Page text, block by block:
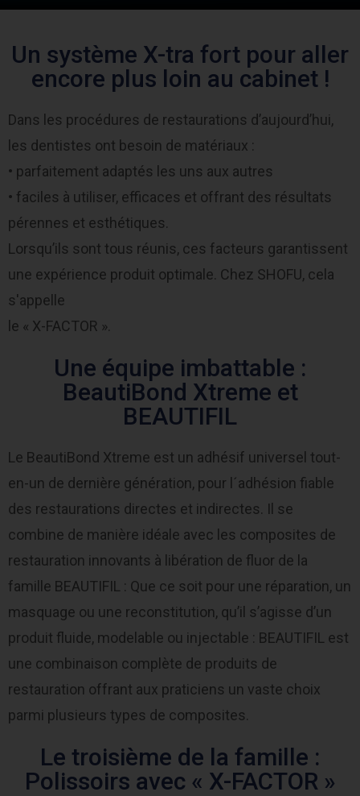
Un système X-tra fort pour aller
encore plus loin au cabinet !
Dans les procédures de restaurations d’aujourd’hui,
les dentistes ont besoin de matériaux :
• parfaitement adaptés les uns aux autres
• faciles à utiliser, efficaces et offrant des résultats
pérennes et esthétiques.
Lorsqu’ils sont tous réunis, ces facteurs garantissent
une expérience produit optimale. Chez SHOFU, cela
s'appelle
le « X-FACTOR ».
Une équipe imbattable :
BeautiBond Xtreme et
BEAUTIFIL
Le BeautiBond Xtreme est un adhésif universel tout-
en-un de dernière génération, pour l´adhésion fiable
des restaurations directes et indirectes. Il se
combine de manière idéale avec les composites de
restauration innovants à libération de fluor de la
famille BEAUTIFIL : Que ce soit pour une réparation, un
masquage ou une reconstitution, qu’il s’agisse d’un
produit fluide, modelable ou injectable : BEAUTIFIL est
une combinaison complète de produits de
restauration offrant aux praticiens un vaste choix
parmi plusieurs types de composites.
Le troisième de la famille :
Polissoirs avec « X-FACTOR »